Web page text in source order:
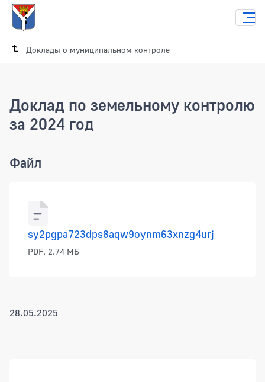
Доклады о муниципальном контроле
Доклад по земельному контролю
за 2024 год
Доклад по земельному контролю за
Файл
sy2pgpa723dps8aqw9oynm63xnzg4urj
PDF, 2.74 МБ
28.05.2025